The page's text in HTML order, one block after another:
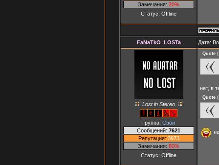
Замечания: 20%
Статус: Offline
FaNaTkO_LOSTa Дата:
Lost in Stereo
Группа: Свои
Сообщений: 7621
Репутация: 3973
Замечания: 80%
Статус: Offline
Quote (
нет, в
Quote (